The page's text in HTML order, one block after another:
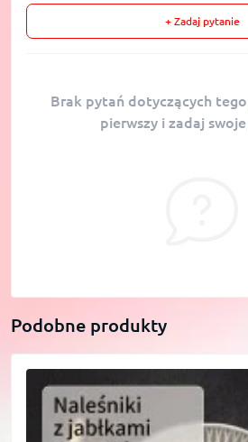
+ Zadaj pytanie
Brak pytań dotyczących
pierwszy i zadaj
Podobne produkty